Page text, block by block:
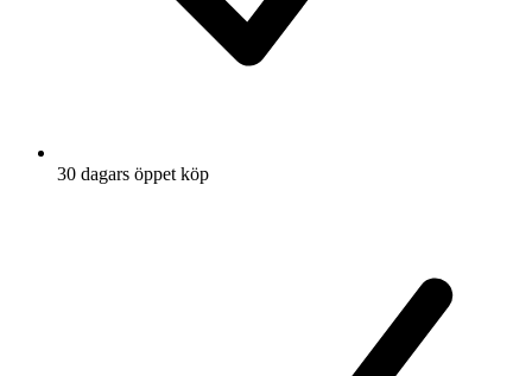
30 dagars öppet köp